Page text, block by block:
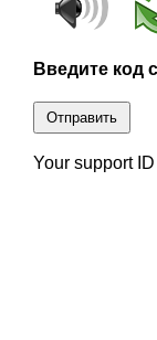
Введите код
Отправить
Your support